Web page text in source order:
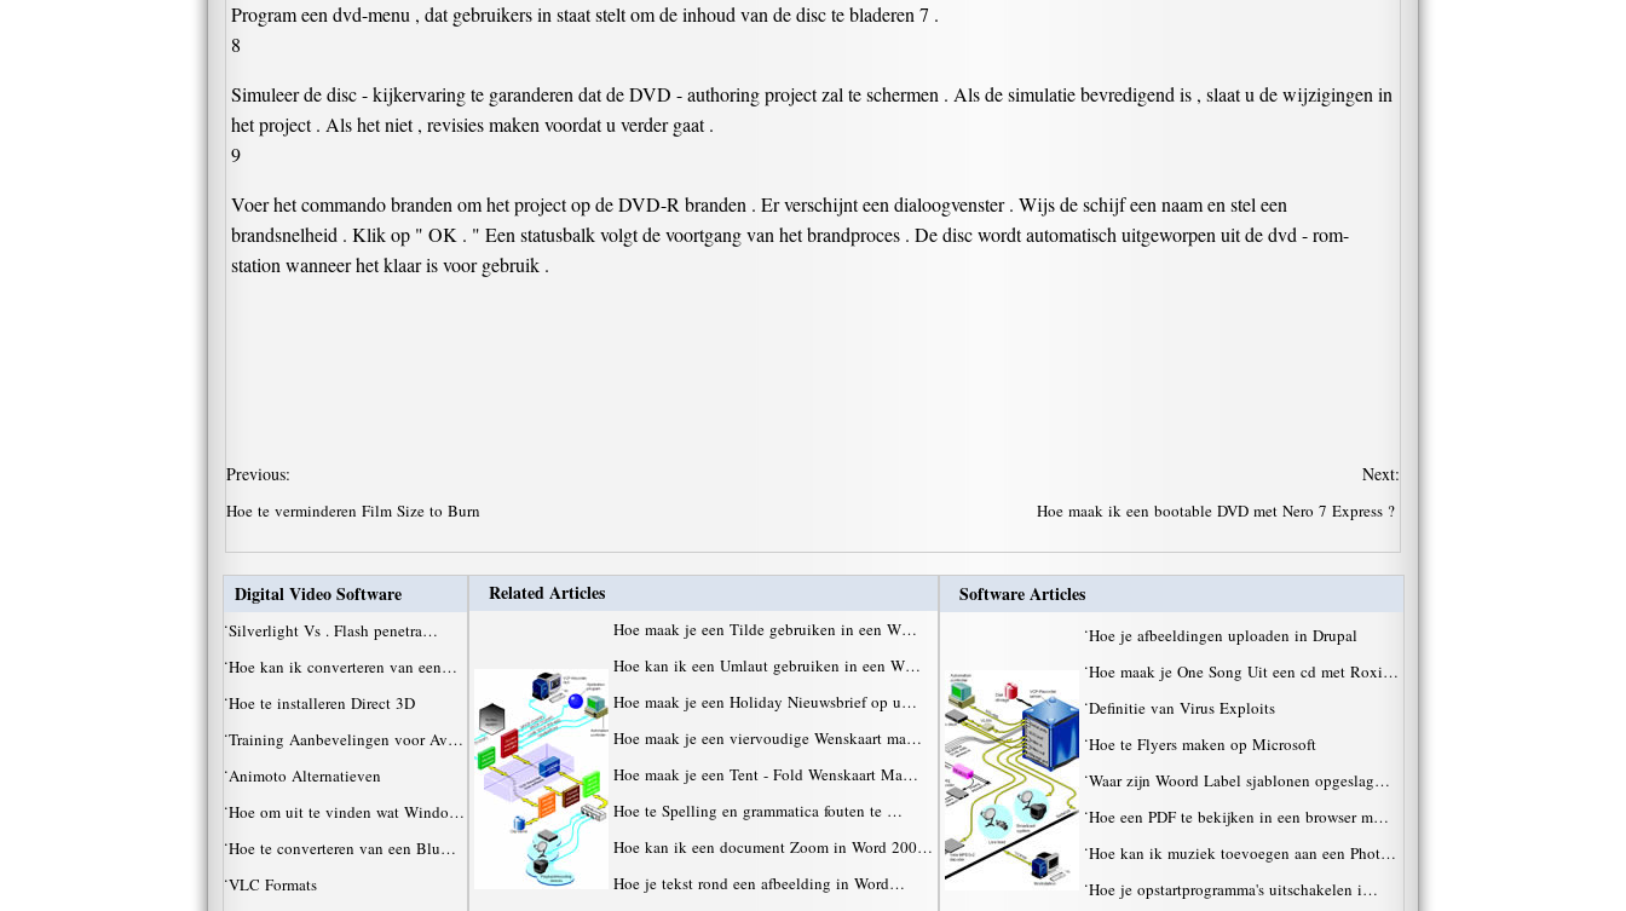
Program een dvd-menu , dat gebruikers in staat stelt om de inhoud van de disc te bladeren 7 .
8
Simuleer de disc - kijkervaring te garanderen dat de DVD - authoring project zal te schermen . Als de simulatie bevredigend is , slaat u de wijzigingen in
het project . Als het niet , revisies maken voordat u verder gaat .
9
Voer het commando branden om het project op de DVD-R branden . Er verschijnt een dialoogvenster . Wijs de schijf een naam en stel een
brandsnelheid . Klik op " OK . " Een statusbalk volgt de voortgang van het brandproces . De disc wordt automatisch uitgeworpen uit de dvd - rom-
station wanneer het klaar is voor gebruik .
Previous:
Hoe te verminderen Film Size to Burn
Next:
Hoe maak ik een bootable DVD met Nero 7 Express ?
Digital Video Software
·Silverlight Vs . Flash penetra…
·Hoe kan ik converteren van een…
·Hoe te installeren Direct 3D
·Training Aanbevelingen voor Av…
·Animoto Alternatieven
·Hoe om uit te vinden wat Windo…
·Hoe te converteren van een Blu…
·VLC Formats
Related Articles
Hoe maak je een Tilde gebruiken in een W…
Hoe kan ik een Umlaut gebruiken in een W…
Hoe maak je een Holiday Nieuwsbrief op u…
Hoe maak je een viervoudige Wenskaart ma…
Hoe maak je een Tent - Fold Wenskaart Ma…
Hoe te Spelling en grammatica fouten te …
Hoe kan ik een document Zoom in Word 200…
Hoe je tekst rond een afbeelding in Word…
Software Articles
·Hoe je afbeeldingen uploaden in Drupal
·Hoe maak je One Song Uit een cd met Roxi…
·Definitie van Virus Exploits
·Hoe te Flyers maken op Microsoft
·Waar zijn Woord Label sjablonen opgeslag…
·Hoe een PDF te bekijken in een browser m…
·Hoe kan ik muziek toevoegen aan een Phot…
·Hoe je opstartprogramma's uitschakelen i…